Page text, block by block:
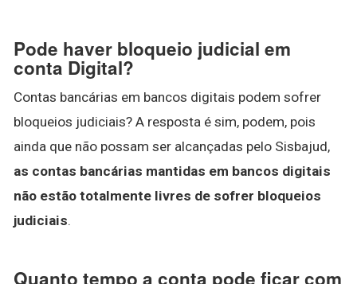
Pode haver bloqueio judicial em
conta Digital?
Contas bancárias em bancos digitais podem sofrer
bloqueios judiciais? A resposta é sim, podem, pois
ainda que não possam ser alcançadas pelo Sisbajud,
as contas bancárias mantidas em bancos digitais
não estão totalmente livres de sofrer bloqueios
judiciais.
Quanto tempo a conta pode ficar com